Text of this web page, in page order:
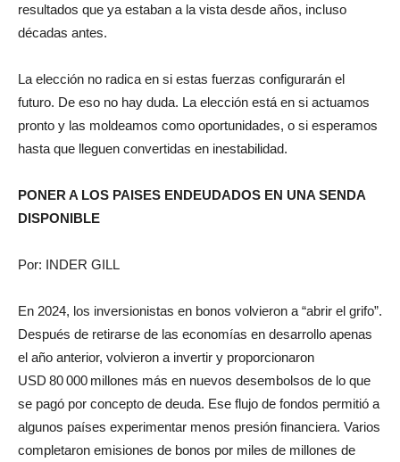
resultados que ya estaban a la vista desde años, incluso
décadas antes.
La elección no radica en si estas fuerzas configurarán el
futuro. De eso no hay duda. La elección está en si actuamos
pronto y las moldeamos como oportunidades, o si esperamos
hasta que lleguen convertidas en inestabilidad.
PONER A LOS PAISES ENDEUDADOS EN UNA SENDA
DISPONIBLE
Por: INDER GILL
En 2024, los inversionistas en bonos volvieron a “abrir el grifo”.
Después de retirarse de las economías en desarrollo apenas
el año anterior, volvieron a invertir y proporcionaron
USD 80 000 millones más en nuevos desembolsos de lo que
se pagó por concepto de deuda. Ese flujo de fondos permitió a
algunos países experimentar menos presión financiera. Varios
completaron emisiones de bonos por miles de millones de